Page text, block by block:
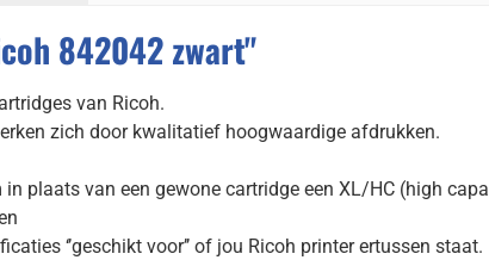
842042 zwart"
van Ricoh.
zich door kwalitatief hoogwaardige afdrukken.
plaats van een gewone cartridge een XL/HC (high
‘’geschikt voor’’ of jou Ricoh printer ertussen staat.